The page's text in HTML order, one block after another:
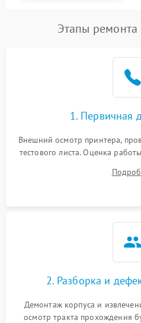
Этапы ремонта
1. Первичная
Внешний осмотр принтера,
тестового листа. Оценка
выявление посторонних шумов,
дефектов печати
2. Разборка и
Демонтаж корпуса и
осмотр тракта прохождения